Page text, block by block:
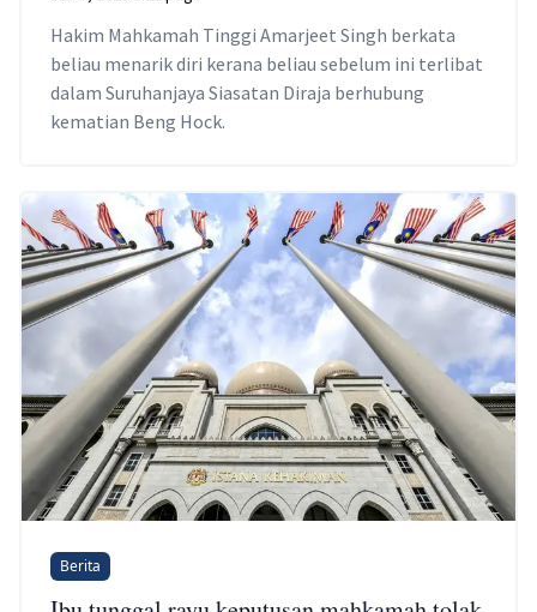
Hakim Mahkamah Tinggi Amarjeet Singh berkata
beliau menarik diri kerana beliau sebelum ini terlibat
dalam Suruhanjaya Siasatan Diraja berhubung
kematian Beng Hock.
Berita